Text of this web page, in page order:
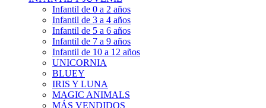
Infantil de 0 a 2 años
Infantil de 3 a 4 años
Infantil de 5 a 6 años
Infantil de 7 a 9 años
Infantil de 10 a 12 años
UNICORNIA
BLUEY
IRIS Y LUNA
MAGIC ANIMALS
MÁS VENDIDOS